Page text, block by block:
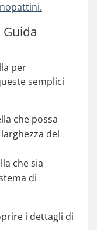
per
semplici
che possa
del
che sia
di
i dettagli di